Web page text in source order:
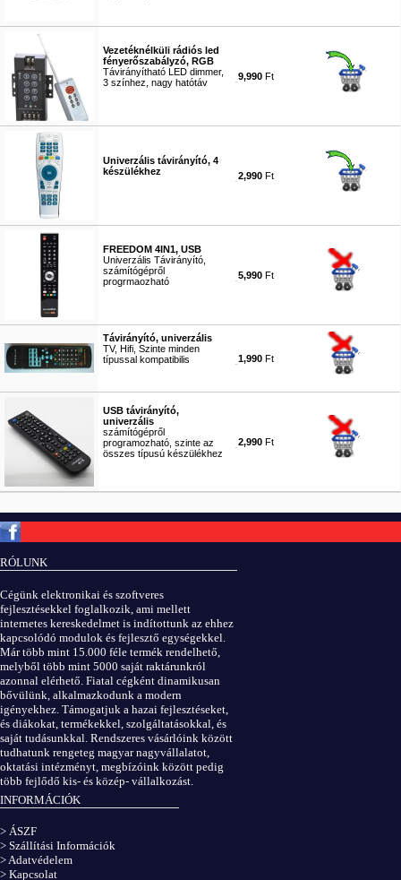
Vezetéknélküli rádiós led
fényerőszabályzó, RGB
Távirányítható LED dimmer,
3 színhez, nagy hatótáv
9,990 Ft
Univerzális távirányító, 4
készülékhez
2,990 Ft
FREEDOM 4IN1, USB
Univerzális Távirányító,
számítógépről
progrmaozható
5,990 Ft
Távirányító, univerzális
TV, Hifi, Szinte minden
típussal kompatibilis
1,990 Ft
USB távirányító,
univerzális
számítógépről
programozható, szinte az
összes típusú készülékhez
2,990 Ft
RÓLUNK
Cégünk elektronikai és szoftveres
fejlesztésekkel foglalkozik, ami mellett
internetes kereskedelmet is indítottunk az ehhez
kapcsolódó modulok és fejlesztő egységekkel.
Már több mint 15.000 féle termék rendelhető,
melyből több mint 5000 saját raktárunkról
azonnal elérhető. Fiatal cégként dinamikusan
bővülünk, alkalmazkodunk a modern
igényekhez. Támogatjuk a hazai fejlesztéseket,
és diákokat, termékekkel, szolgáltatásokkal, és
saját tudásunkkal. Rendszeres vásárlóink között
tudhatunk rengeteg magyar nagyvállalatot,
oktatási intézményt, megbízóink között pedig
több fejlődő kis- és közép- vállalkozást.
INFORMÁCIÓK
> ÁSZF
> Szállítási Információk
> Adatvédelem
> Kapcsolat